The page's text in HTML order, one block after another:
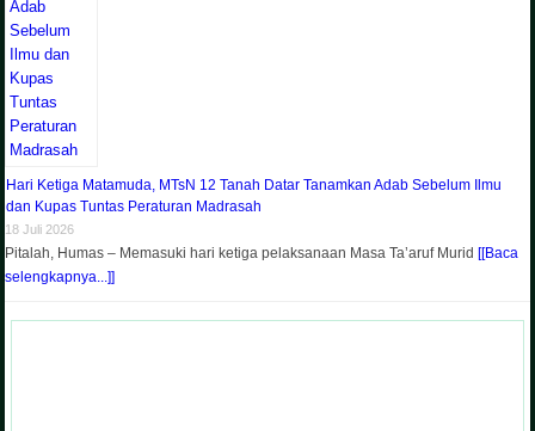
Hari Ketiga Matamuda, MTsN 12 Tanah Datar Tanamkan Adab Sebelum Ilmu
dan Kupas Tuntas Peraturan Madrasah
18 Juli 2026
Pitalah, Humas – Memasuki hari ketiga pelaksanaan Masa Ta’aruf Murid[[Baca
selengkapnya...]]